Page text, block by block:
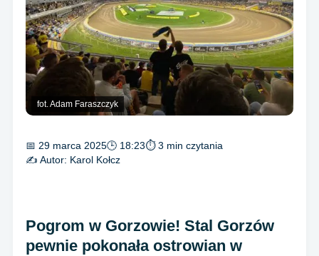
fot. Adam Faraszczyk
📅 29 marca 2025🕒 18:23⏱ 3 min czytania
✍️ Autor: Karol Kołcz
Pogrom w Gorzowie! Stal Gorzów
pewnie pokonała ostrowian w